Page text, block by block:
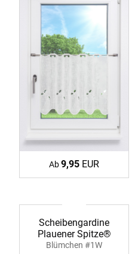
Ab9,95 EUR
Scheibengardine
Plauener Spitze®
Blümchen #1W